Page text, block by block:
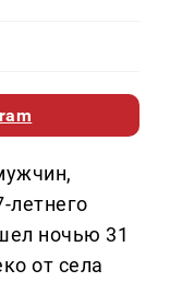
летнего
ночью 31
от села